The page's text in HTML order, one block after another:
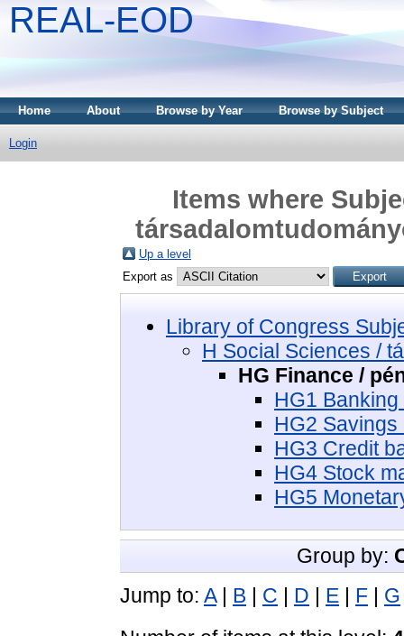
REAL-EOD
Home About Browse by Year Browse by Subject
Login
Items where
Up a level
Export as
Library of Congress
H Social Sciences /
HG Finance /
HG1
HG2
HG3 Credit
HG4 Stock
HG5
Group by:
Jump to: A| B C D E F G